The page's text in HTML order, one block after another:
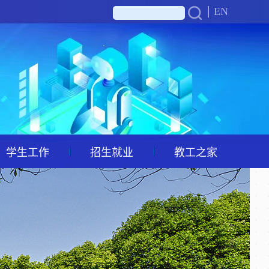
EN
学生工作 招生就业 教工之家